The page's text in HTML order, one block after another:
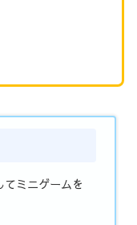
ミニゲームを